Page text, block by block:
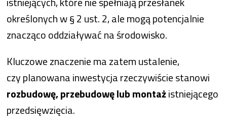
określonych w § 2 ust. 2, ale mogą potencjalnie
znacząco oddziaływać na środowisko.
Kluczowe znaczenie ma zatem ustalenie,
czy planowana inwestycja rzeczywiście stanowi
rozbudowę, przebudowę lub montażistniejącego
przedsięwzięcia.